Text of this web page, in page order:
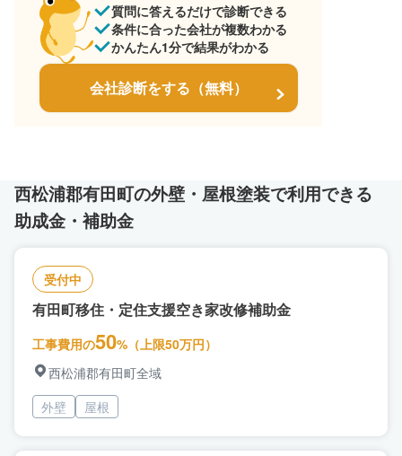
質問に答えるだけで診断できる
条件に合った会社が複数わかる
かんたん1分で結果がわかる
会社診断をする（無料）
西松浦郡有田町の外壁・屋根塗装で利用できる
助成金・補助金
受付中
有田町移住・定住支援空き家改修補助金
工事費用の50%（上限50万円）
西松浦郡有田町全域
外壁
屋根